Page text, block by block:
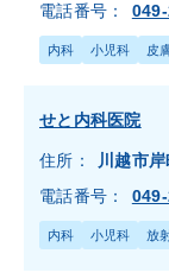
電話番号：
内科 小児科 皮
せと内科医院
住所：
川越市
電話番号：
内科 小児科 放